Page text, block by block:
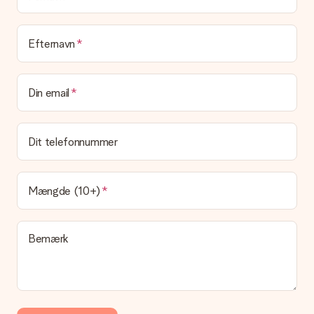
Leveringstid, leveringsmuligheder og
leveringsomkostninger
Kan jeg vælge en leveringsdato?
Det er ikke muligt at vælge en bestemt leveringsdato.
Hvad er leveringstiden, og hvornår modtager jeg min
gave?
Leveringstiden findes på gavens produktside. Du kan stole på,
at vores postfirma leverer din gave på denne dag.
Hvilke leveringsmuligheder kan jeg vælge?
I øjeblikket er det ikke (endnu) muligt at vælge en
leveringsindstilling. Den gave, du vil bestille, sendes enten som
en pakke eller som postkasse levering. Vil du gerne vide
hvilken måde din ordre sendes på? Kontakt venligst vores
Efternavn
Din email
Dit telefonnummer
Mængde (10+)
Bemærk